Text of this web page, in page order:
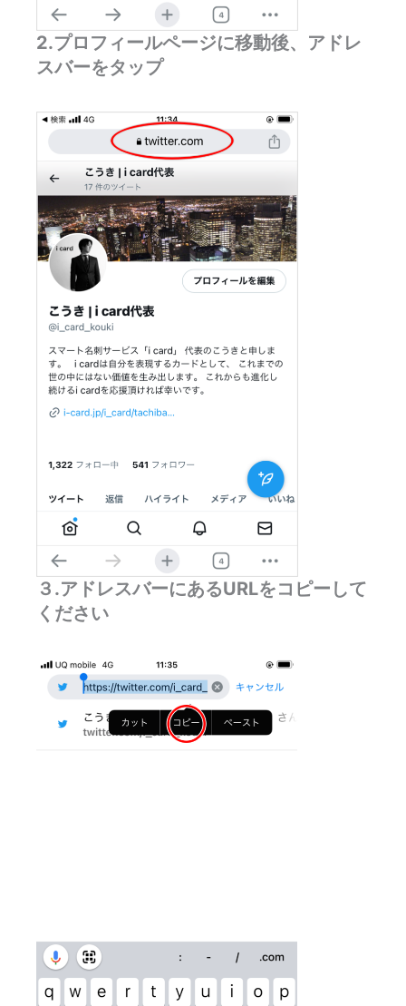
2.プロフィールページに移動後、アドレ
スバーをタップ
３.アドレスバーにあるURLをコピーして
ください